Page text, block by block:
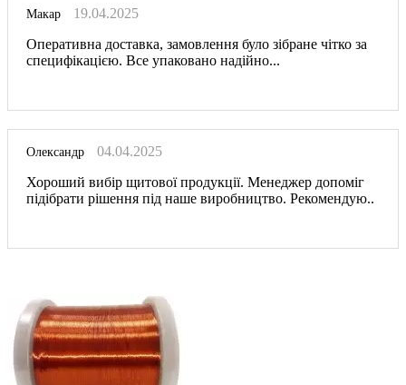
Макар
19.04.2025
Оперативна доставка, замовлення було зібране чітко за
специфікацією. Все упаковано надійно...
Олександр
04.04.2025
Хороший вибір щитової продукції. Менеджер допоміг
підібрати рішення під наше виробництво. Рекомендую..